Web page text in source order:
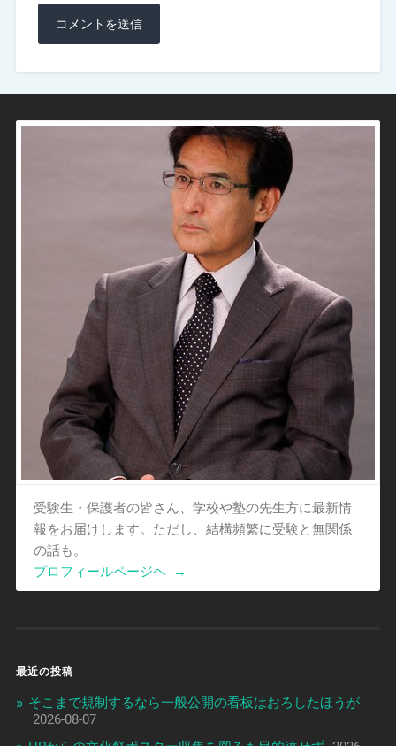
受験生・保護者の皆さん、学校や塾の先生方に最新情
報をお届けします。ただし、結構頻繁に受験と無関係
の話も。
プロフィールページヘ
→
最近の投稿
そこまで規制するなら一般公開の看板はおろしたほうが
2026-08-07